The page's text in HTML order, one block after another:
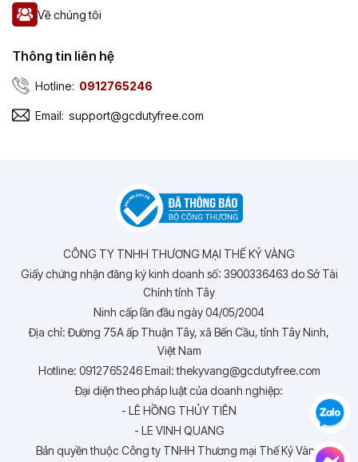
Về chúng tôi
Thông tin liên hệ
Hotline: 0912765246
Email: support@gcdutyfree.com
CÔNG TY TNHH THƯƠNG MẠI THẾ KỶ VÀNG
Giấy chứng nhận đăng ký kinh doanh số: 3900336463 do Sở Tài
Chính tỉnh Tây
Ninh cấp lần đầu ngày 04/05/2004
Địa chỉ: Đường 75A ấp Thuận Tây, xã Bến Cầu, tỉnh Tây Ninh,
Việt Nam
Hotline: 0912765246 Email: thekyvang@gcdutyfree.com
Đại diện theo pháp luật của doanh nghiệp:
- LÊ HỒNG THỦY TIÊN
- LE VINH QUANG
Bản quyền thuộc Công ty TNHH Thương mại Thế Kỷ Vàng